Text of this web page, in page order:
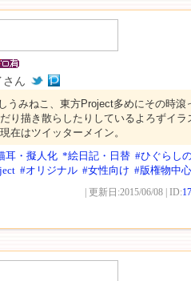
さん
うみねこ、東方Project多めにその時滾
り描き散らしたりしているよろずイラ
在はツイッターメイン。
耳・擬人化 *絵日記・日替 #ひぐらし
#オリジナル #女性向け #版権物中心
| 更新日:2015/06/08 | ID: